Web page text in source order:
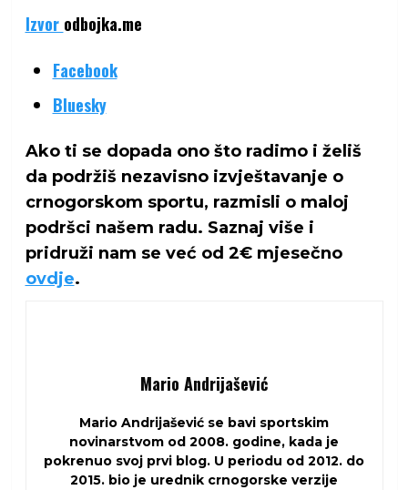
Izvor odbojka.me
Share
post
"U
nedjelju
završnica
kadetskog
prvenstva
–
Odbojka
Facebook
Bluesky
Ako ti se dopada ono što radimo i želiš
da podržiš nezavisno izvještavanje o
crnogorskom sportu, razmisli o maloj
podršci našem radu. Saznaj više i
pridruži nam se već od 2€ mjesečno
ovdje.
Mario Andrijašević
Mario Andrijašević se bavi sportskim
novinarstvom od 2008. godine, kada je
pokrenuo svoj prvi blog. U periodu od 2012. do
2015. bio je urednik crnogorske verzije